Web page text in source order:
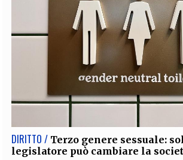
DIRITTO / Terzo genere sessuale:
legislatore può cambiare la